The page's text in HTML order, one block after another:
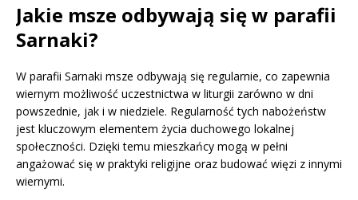
Jakie msze odbywają się w parafii
Sarnaki?
W parafii Sarnaki msze odbywają się regularnie, co zapewnia
wiernym możliwość uczestnictwa w liturgii zarówno w dni
powszednie, jak i w niedziele. Regularność tych nabożeństw
jest kluczowym elementem życia duchowego lokalnej
społeczności. Dzięki temu mieszkańcy mogą w pełni
angażować się w praktyki religijne oraz budować więzi z innymi
wiernymi.